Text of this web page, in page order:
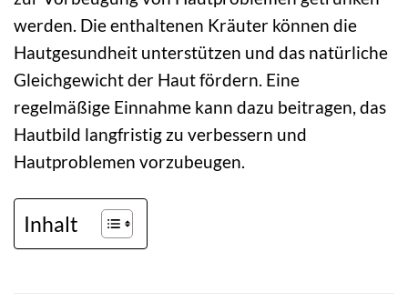
werden. Die enthaltenen Kräuter können die
Hautgesundheit unterstützen und das natürliche
Gleichgewicht der Haut fördern. Eine
regelmäßige Einnahme kann dazu beitragen, das
Hautbild langfristig zu verbessern und
Hautproblemen vorzubeugen.
Inhalt